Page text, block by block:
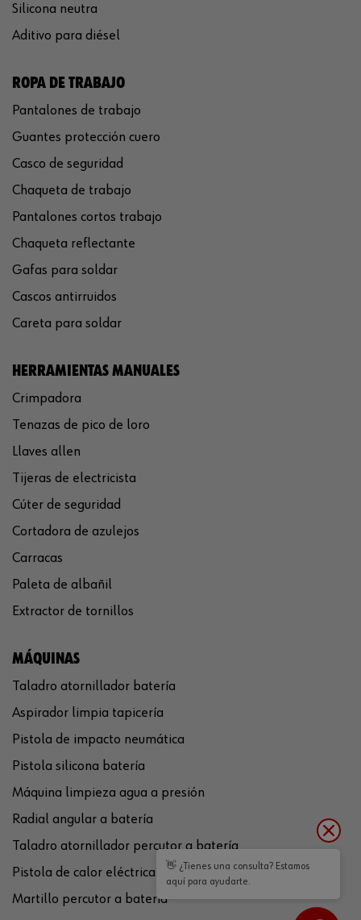
Silicona neutra
Aditivo para diésel
ROPA DE TRABAJO
Pantalones de trabajo
Guantes protección cuero
Casco de seguridad
Chaqueta de trabajo
Pantalones cortos trabajo
Chaqueta reflectante
Gafas para soldar
Cascos antirruidos
Careta para soldar
HERRAMIENTAS MANUALES
Crimpadora
Tenazas de pico de loro
Llaves allen
Tijeras de electricista
Cúter de seguridad
Cortadora de azulejos
Carracas
Paleta de albañil
Extractor de tornillos
MÁQUINAS
Taladro atornillador batería
Aspirador limpia tapicería
Pistola de impacto neumática
Pistola silicona batería
Máquina limpieza agua a presión
Radial angular a batería
Taladro atornillador percutor a batería
Pistola de calor eléctrica
Martillo percutor a batería
👋 ¿Tienes una consulta? Estamos
aquí para ayudarte.